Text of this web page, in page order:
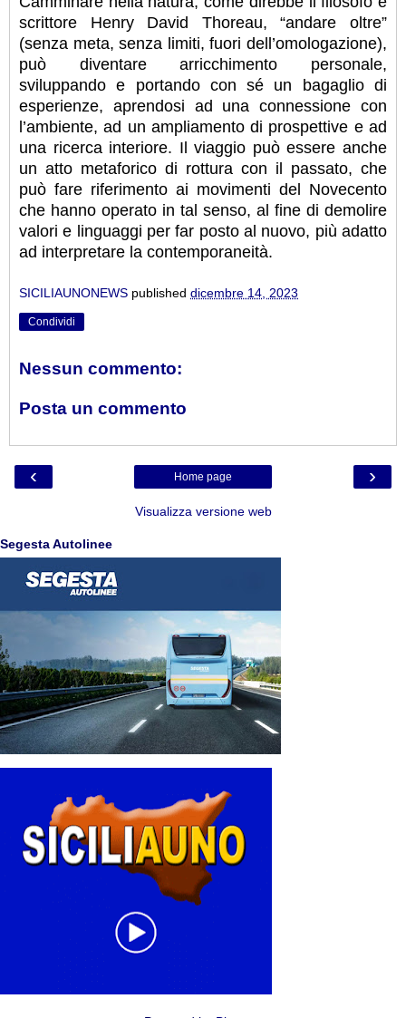
scrittore Henry David Thoreau, “andare oltre”
(senza meta, senza limiti, fuori dell’omologazione),
può diventare arricchimento personale,
sviluppando e portando con sé un bagaglio di
esperienze, aprendosi ad una connessione con
l’ambiente, ad un ampliamento di prospettive e ad
una ricerca interiore. Il viaggio può essere anche
un atto metaforico di rottura con il passato, che
può fare riferimento ai movimenti del Novecento
che hanno operato in tal senso, al fine di demolire
valori e linguaggi per far posto al nuovo, più adatto
ad interpretare la contemporaneità.
SICILIAUNONEWS published dicembre 14, 2023
Condividi
Nessun commento:
Posta un commento
‹ ›
Home page
Visualizza versione web
Segesta Autolinee